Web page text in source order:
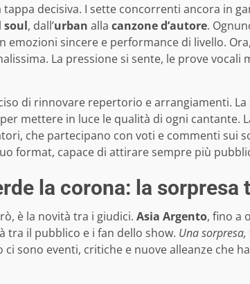
tappa decisiva. I sette concorrenti ancora in
soul, dall’urban alla canzone d’autore.
emozioni sincere e performance di livello.
La pressione si sente, le prove
di rinnovare repertorio e arrangiamenti.
mettere in luce le qualità di ogni cantante.
che partecipano con voti e commenti sui
format, capace di attirare sempre più
la corona: la sorpresa
è la novità tra i giudici. Asia Argento, fino a
tra il pubblico e i fan dello show. Una
sono eventi, critiche e nuove alleanze che